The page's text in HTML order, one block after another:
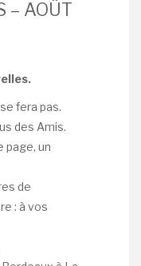
– AOÛT
.
fera pas.
des Amis.
page, un
de
: à vos